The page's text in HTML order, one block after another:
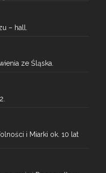
– hall.
ze Śląska.
i Miarki ok. 10 lat